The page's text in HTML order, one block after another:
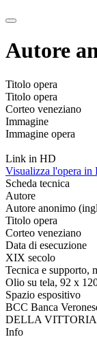
Autore
Titolo opera
Titolo opera
Corteo veneziano
Immagine
Immagine opera
Link in HD
Visualizza l'opera in
Scheda tecnica
Autore
Autore anonimo
Titolo opera
Corteo veneziano
Data di esecuzione
XIX secolo
Tecnica e supporto,
Olio su tela, 92 x
Spazio espositivo
BCC Banca
DELLA
Info